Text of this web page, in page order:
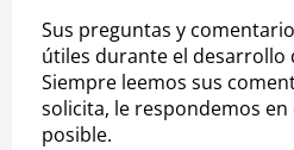
Sus preguntas y
útiles durante el desarrollo
Siempre leemos sus
solicita, le respondemos
posible.